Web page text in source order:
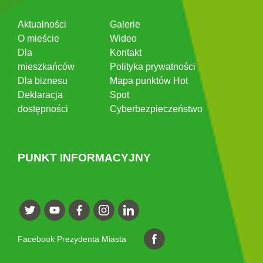
Aktualności
O mieście
Dla
mieszkańców
Dla biznesu
Deklaracja
dostępności
Galerie
Wideo
Kontakt
Polityka prywatności
Mapa punktów Hot
Spot
Cyberbezpieczeństwo
PUNKT INFORMACYJNY
Facebook Prezydenta Miasta